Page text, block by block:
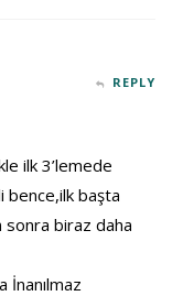
REPLY
ilk 3’lemede
başta
sonra biraz daha
İnanılmaz